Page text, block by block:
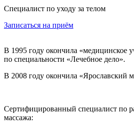
Специалист по уходу за телом
Записаться на приём
В 1995 году окончила «медицинское
по специальности «Лечебное дело».
В 2008 году окончила «Ярославский
Сертифицированный специалист по
массажа: